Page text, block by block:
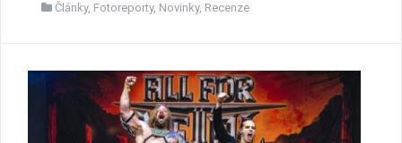
Články, Fotoreporty, Novinky, Recenze